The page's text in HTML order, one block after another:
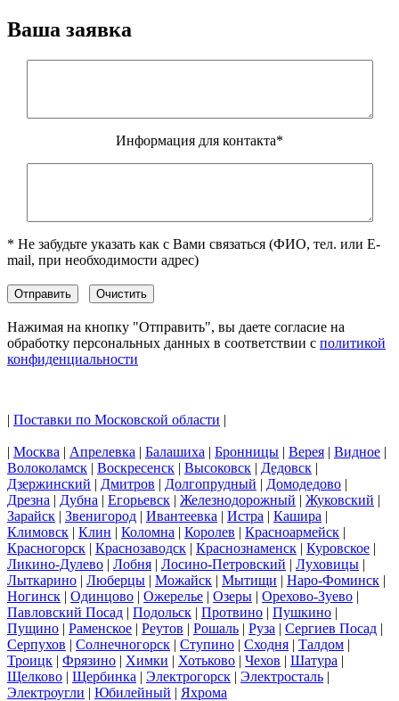
Ваша заявка
Информация для контакта*
* Не забудьте указать как с Вами связаться (ФИО, тел. или E-
mail, при необходимости адрес)
Нажимая на кнопку "Отправить", вы даете согласие на
обработку персональных данных в соответствии с политикой
конфиденциальности
| Поставки по Московской области |
| Москва | Апрелевка | Балашиха | Бронницы | Верея | Видное |
Волоколамск | Воскресенск | Высоковск | Дедовск |
Дзержинский | Дмитров | Долгопрудный | Домодедово |
Дрезна | Дубна | Егорьевск | Железнодорожный | Жуковский |
Зарайск | Звенигород | Ивантеевка | Истра | Кашира |
Климовск | Клин | Коломна | Королев | Красноармейск |
Красногорск | Краснозаводск | Краснознаменск | Куровское |
Ликино-Дулево | Лобня | Лосино-Петровский | Луховицы |
Лыткарино | Люберцы | Можайск | Мытищи | Наро-Фоминск |
Ногинск | Одинцово | Ожерелье | Озеры | Орехово-Зуево |
Павловский Посад | Подольск | Протвино | Пушкино |
Пущино | Раменское | Реутов | Рошаль | Руза | Сергиев Посад |
Серпухов | Солнечногорск | Ступино | Сходня | Талдом |
Троицк | Фрязино | Химки | Хотьково | Чехов | Шатура |
Щелково | Щербинка | Электрогорск | Электросталь |
Электроугли | Юбилейный | Яхрома